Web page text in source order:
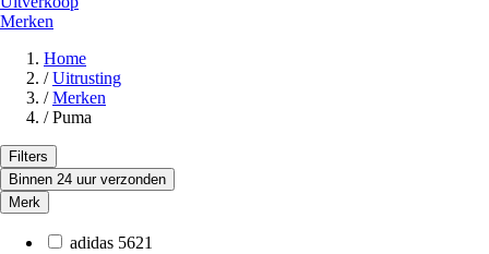
Merken
Home
/ Uitrusting
/ Merken
/ Puma
Filters
Binnen 24 uur verzonden
Merk
adidas 5621